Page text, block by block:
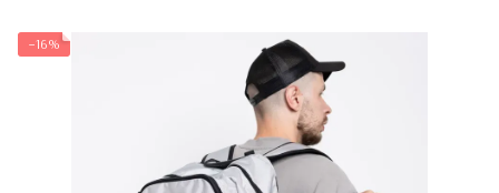
−16%